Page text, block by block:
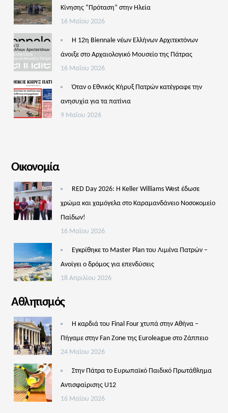
Κίνησης “Πρόταση” στην Ηλεία
16 Μαΐου 2026
Η 12η Biennale νέων Ελλήνων Αρχιτεκτόνων
άνοιξε στο Αρχαιολογικό Μουσείο της Πάτρας
16 Μαΐου 2026
Όταν ο Εθνικός Κήρυξ Πατρών κατέγραφε την
ανησυχία για τα πατίνια
9 Μαΐου 2026
Οικονομία
RED Day 2026: Η Keller Williams West έδωσε
χρώμα και χαμόγελα στο Καραμανδάνειο Νοσοκομείο
Παίδων!
16 Μαΐου 2026
Εγκρίθηκε το Master Plan του Λιμένα Πατρών –
Aνοίγει ο δρόμος για επενδύσεις
18 Απριλίου 2026
Αθλητισμός
Η καρδιά του Final Four χτυπά στην Αθήνα –
Πήγαμε στην Fan Zone της Euroleague στο Ζάππειο
24 Μαΐου 2026
Στην Πάτρα το Ευρωπαϊκό Παιδικό Πρωτάθλημα
Αντισφαίρισης U12
16 Μαΐου 2026